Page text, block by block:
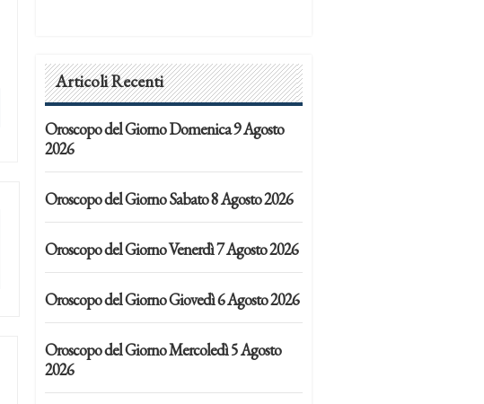
Articoli Recenti
Oroscopo del Giorno Domenica 9 Agosto
2026
Oroscopo del Giorno Sabato 8 Agosto 2026
Oroscopo del Giorno Venerdì 7 Agosto 2026
Oroscopo del Giorno Giovedì 6 Agosto 2026
Oroscopo del Giorno Mercoledì 5 Agosto
2026